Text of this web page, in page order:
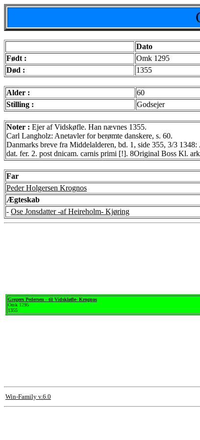
Dato
Født :
Omk 1295
Død :
1355
Alder :
60
Stilling :
Godsejer
Noter : Ejer af Vidskøfle. Han nævnes 1355.
Carl Langholz: Anetavler for berømte danskere, s. 60.
Danmarks breve fra Middelalderen, bd. 1, side 355, 3/3
dat. fer. 2. post dnicam. carnis primi [!]. 8Original Boss Kl.
Far
Peder Holgersen Krognos
Ægteskab
- Ose Jonsdatter -af Heireholm- Kjøring
Gregers Pedersen - til Vidskløfle- Krognos
Omk 1295
1355
Win-Family v.6.0